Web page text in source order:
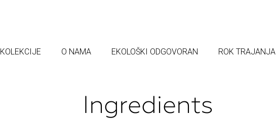
KOLEKCIJE O NAMA EKOLOŠKI ODGOVORAN ROK TRAJANJA
Ingredients